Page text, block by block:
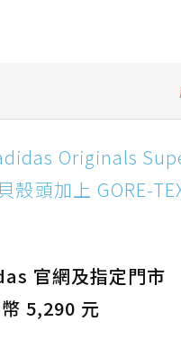
adidas Originals
貝殼頭加上 GORE-TEX
New Balance Hierro v9
Nike Dunk Low GORE-
加上防水科技，雨天穿搭
Originals
殼頭加上 GORE-
官網及指定門市
5,290 元